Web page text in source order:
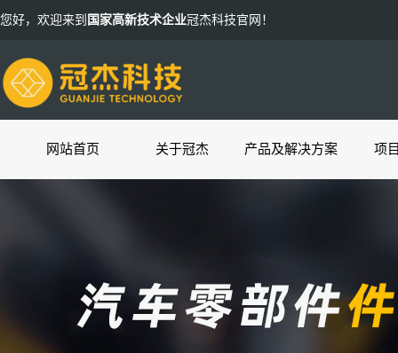
您好，欢迎来到 国家高新技术企业冠杰科技官网！
网站首页 关于冠杰 产品及解决方案 项